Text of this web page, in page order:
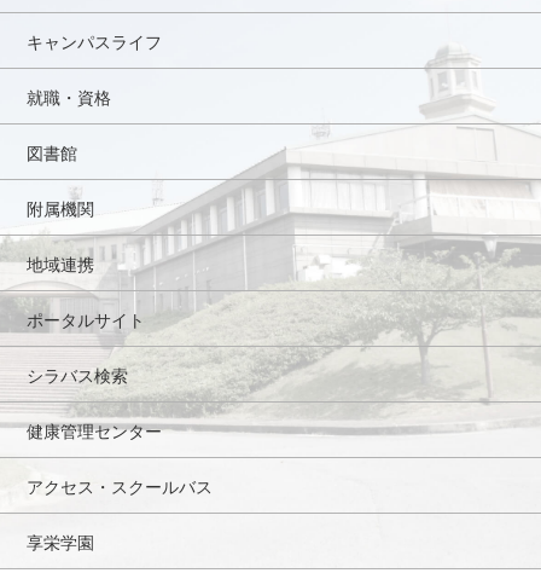
キャンパスライフ
就職・資格
図書館
附属機関
地域連携
ポータルサイト
シラバス検索
健康管理センター
アクセス・スクールバス
享栄学園